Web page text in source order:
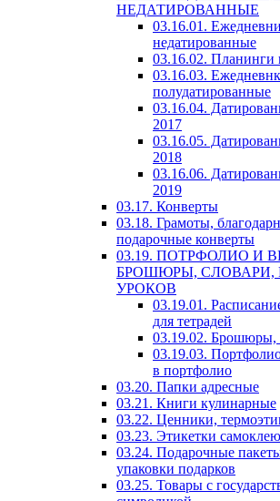
НЕДАТИРОВАННЫЕ
03.16.01.
недатированные
03.16.02. Планинги
03.16.03.
полудатированные
03.16.04.
2017
03.16.05.
2018
03.16.06.
2019
03.17. Конверты
03.18. Грамоты,
подарочные конверты
03.19. ПОТРФОЛИО И
БРОШЮРЫ, СЛОВАРИ,
УРОКОВ
03.19.01.
для тетрадей
03.19.02. Брошюры,
03.19.03.
в портфолио
03.20. Папки адресные
03.21. Книги кулинарные
03.22. Ценники,
03.23. Этикетки
03.24. Подарочные
упаковки подарков
03.25. Товары с